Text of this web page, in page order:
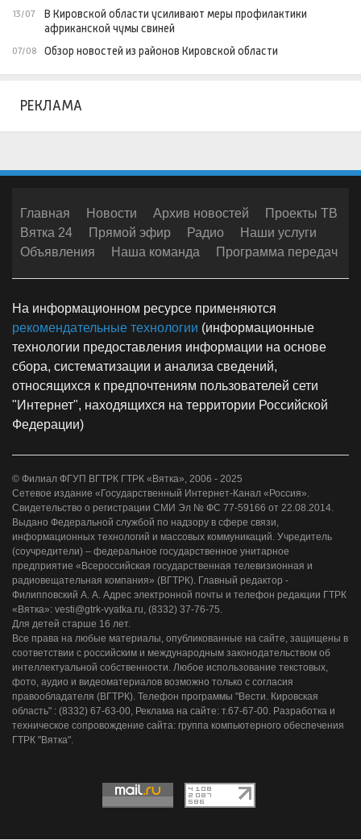
13/07
В Кировской области усиливают меры профилактики
африканской чумы свиней
07/08 Обзор новостей из районов Кировской области
РЕКЛАМА
Главная Новости Архив новостей
Проекты ТВ
Вятка 24
Прямой эфир Радио
Наши услуги
Объявления
Наша команда Программа передач
На информационном ресурсе применяются
рекомендательные технологии (информационные
технологии предоставления информации на основе
сбора, систематизации и анализа сведений,
относящихся к предпочтениям пользователей сети
"Интернет", находящихся на территории Российской
Федерации)
© Филиал ФГУП ВГТРК ГТРК «Вятка», 2006 - 2025
Сетевое издание «Государственный Интернет-Канал «Россия».
Свидетельство о регистрации СМИ Эл № ФС 77-59166 от 22.08.2014.
Выдано Федеральной службой по надзору в сфере связи,
информационных технологий и массовых коммуникаций. Учредитель
(соучредители) – федеральное государственное унитарное
предприятие «Всероссийская государственная телевизионная и
радиовещательная компания» (ВГТРК). Главный редактор -
Филипповский А. А. Адрес электронной почты и телефон редакции ГТРК
«Вятка»: vesti@gtrk-vyatka.ru, (8332) 37-76-75.
Для детей старше 16 лет.
Все права на любые материалы, опубликованные на сайте, защищены в
соответствии с российским и международным законодательством об
интеллектуальной собственности. Любое использование текстовых,
фото, аудио и видеоматериалов возможно только с согласия
правообладателя (ВГТРК). Телефон программы "Вести. Кировская
область" : (8332) 67-63-00, Реклама на сайте: т.67-67-00. Разработка и
техническое сопровождение сайта: группа компьютерного обеспечения
ГТРК "Вятка".